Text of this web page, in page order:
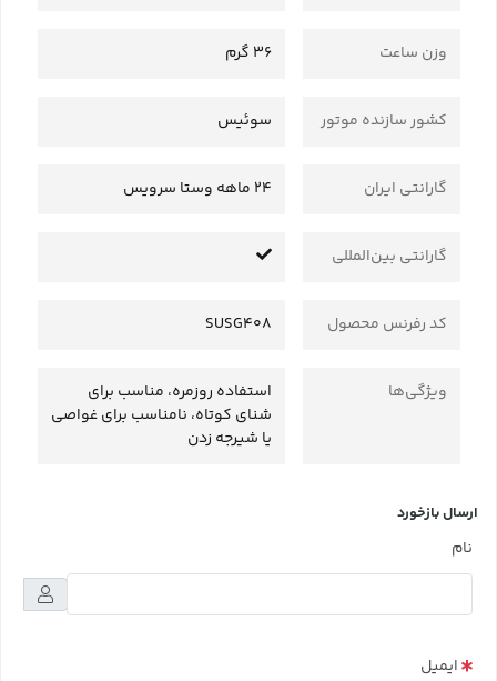
وزن ساعت 36 گرم
کشور سازنده موتور سوئیس
گارانتی ایران 24 ماهه وستا سرویس
گارانتی بین‌المللی
کد رفرنس محصول SUSG408
ویژگی‌ها
استفاده روزمره، مناسب برای
شنای کوتاه، نامناسب برای غواصی
یا شیرجه زدن
ارسال بازخورد
نام
ایمیل